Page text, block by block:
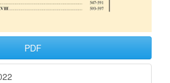
PDF